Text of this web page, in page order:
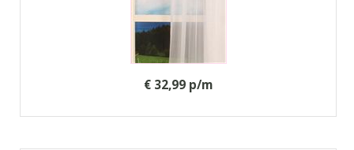
€ 32,99 p/m